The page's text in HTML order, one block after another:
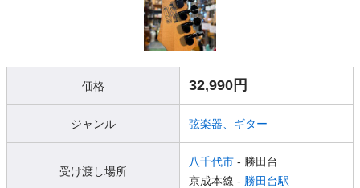
価格 32,990円
ジャンル 弦楽器、ギター
受け渡し場所
八千代市 - 勝田台
京成本線 - 勝田台駅